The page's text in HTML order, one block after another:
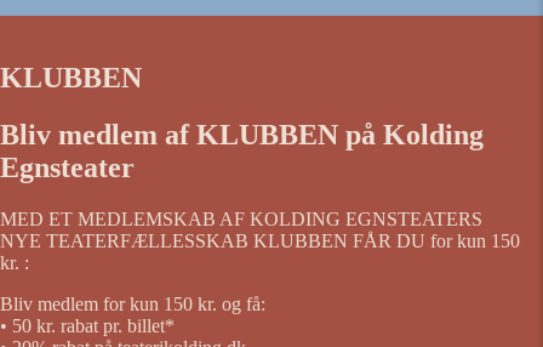
KLUBBEN
Bliv medlem af KLUBBEN på Kolding
Egnsteater
MED ET MEDLEMSKAB AF KOLDING EGNSTEATERS
NYE TEATERFÆLLESSKAB KLUBBEN FÅR DU for kun 150
kr. :
Bliv medlem for kun 150 kr. og få:
• 50 kr. rabat pr. billet*